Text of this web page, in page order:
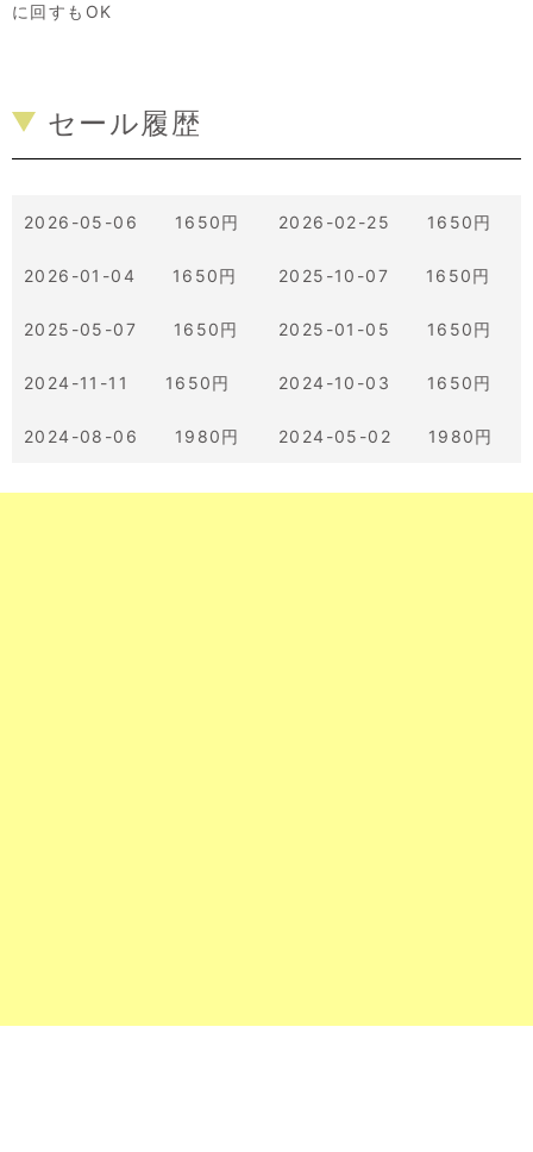
に回すもOK
セール履歴
2026-05-06 1650円 2026-02-25 1650円
2026-01-04 1650円 2025-10-07 1650円
2025-05-07 1650円 2025-01-05 1650円
2024-11-11 1650円 2024-10-03 1650円
2024-08-06 1980円 2024-05-02 1980円